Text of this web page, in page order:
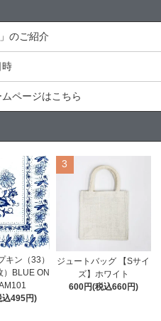
のご紹介
時
ページはこちら
キン（33）
）BLUE ON
495円)
3
ジュートバッグ 【Sサイ
ズ】ホワイト
600円(税込660円)